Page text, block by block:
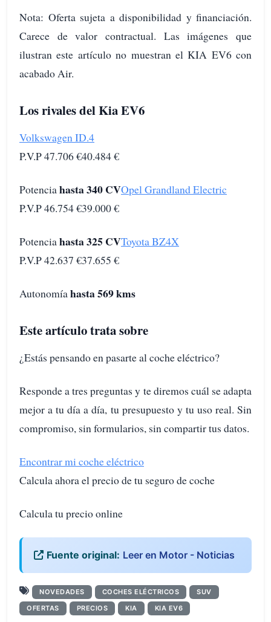
Nota: Oferta sujeta a disponibilidad y financiación.
Carece de valor contractual. Las imágenes que
ilustran este artículo no muestran el KIA EV6 con
acabado Air.
Los rivales del Kia EV6
Volkswagen ID.4
P.V.P 47.706 €40.484 €
Potenciahasta 340 CVOpel Grandland Electric
P.V.P 46.754 €39.000 €
Potenciahasta 325 CVToyota BZ4X
P.V.P 42.637 €37.655 €
Autonomíahasta 569 kms
Este artículo trata sobre
¿Estás pensando en pasarte al coche eléctrico?
Responde a tres preguntas y te diremos cuál se adapta
mejor a tu día a día, tu presupuesto y tu uso real. Sin
compromiso, sin formularios, sin compartir tus datos.
Encontrar mi coche eléctrico
Calcula ahora el precio de tu seguro de coche
Calcula tu precio online
Fuente original: Leer en Motor - Noticias
NOVEDADES COCHES ELÉCTRICOS
SUV
OFERTAS
PRECIOS KIA KIA EV6